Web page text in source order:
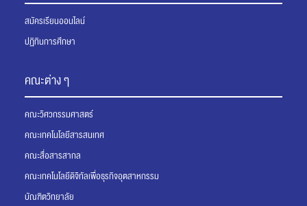
สมัครเรียนออนไลน์
ปฏิทินการศึกษา
คณะต่าง ๆ
คณะวิศวกรรมศาสตร์
คณะเทคโนโลยีสารสนเทศ
คณะสื่อสารสากล
คณะเทคโนโลยีดิจิทัลเพื่อธุรกิจอุตสาหกรรม
บัณฑิตวิทยาลัย